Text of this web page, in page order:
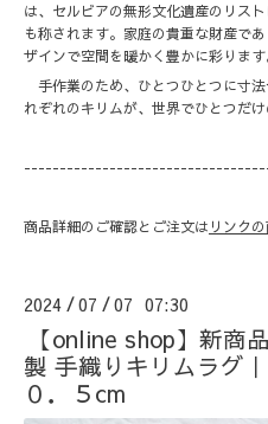
は、セルビアの無形文化遺産のリス
も称されます。家庭の貴重な財産で
ザインで空間を暖かく豊かに彩ります
手作業のため、ひとつひとつに寸
れぞれのキリムが、世界でひとつだ
商品詳細のご確認とご注文は リンク
2024 /07 /07 07:30
【online shop】新商
製 手織りキリムラグ
０．５cm